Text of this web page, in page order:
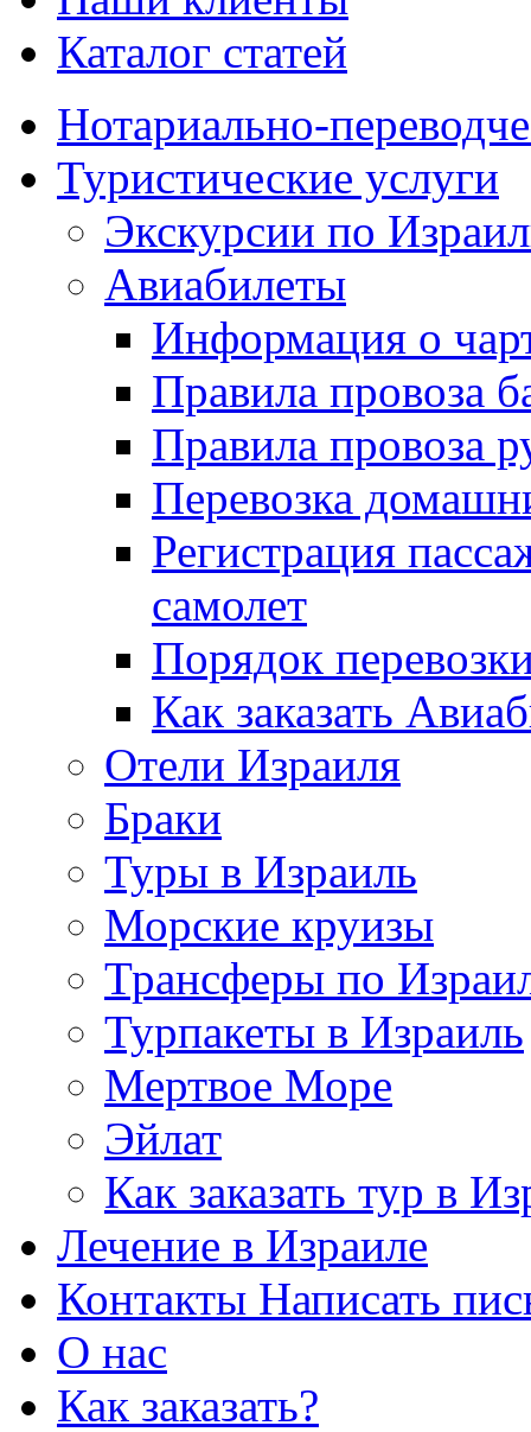
Каталог статей
Нотариально-
Туристические услуги
Экскурсии по
Авиабилеты
Информация о
Правила провоза
Правила провоза
Перевозка
Регистрация
самолет
Порядок
Как заказать
Отели Израиля
Браки
Туры в Израиль
Морские круизы
Трансферы по
Турпакеты в Израиль
Мертвое Море
Эйлат
Как заказать тур в
Лечение в Израиле
Контакты Написать
О нас
Как заказать?